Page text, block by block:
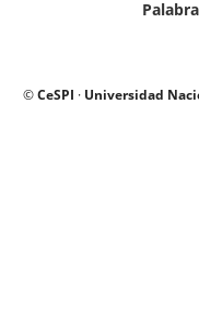
©CeSPI · Universidad